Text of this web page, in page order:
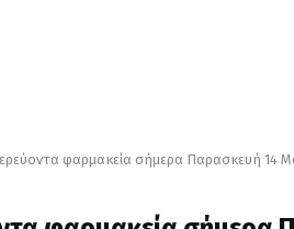
φαρμακεία σήμερα Παρασκευή 14